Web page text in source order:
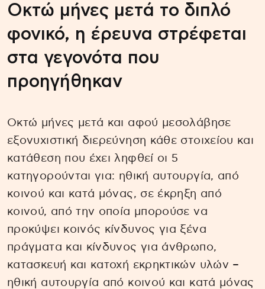
Οκτώ μήνες μετά το διπλό
φονικό, η έρευνα στρέφεται
στα γεγονότα που
προηγήθηκαν
Οκτώ μήνες μετά και αφού μεσολάβησε
εξονυχιστική διερεύνηση κάθε στοιχείου και
κατάθεση που έχει ληφθεί οι 5
κατηγορούνται για: ηθική αυτουργία, από
κοινού και κατά μόνας, σε έκρηξη από
κοινού, από την οποία μπορούσε να
προκύψει κοινός κίνδυνος για ξένα
πράγματα και κίνδυνος για άνθρωπο,
κατασκευή και κατοχή εκρηκτικών υλών –
ηθική αυτουργία από κοινού και κατά μόνας